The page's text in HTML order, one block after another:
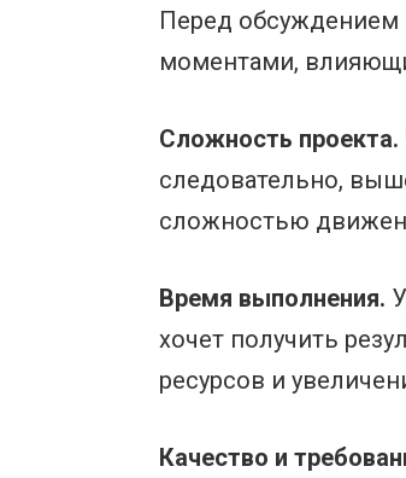
Перед обсуждением
моментами,
Сложность проекта.
следовательно,
сложностью
Время выполнения.
хочет получить
ресурсов и
Качество и